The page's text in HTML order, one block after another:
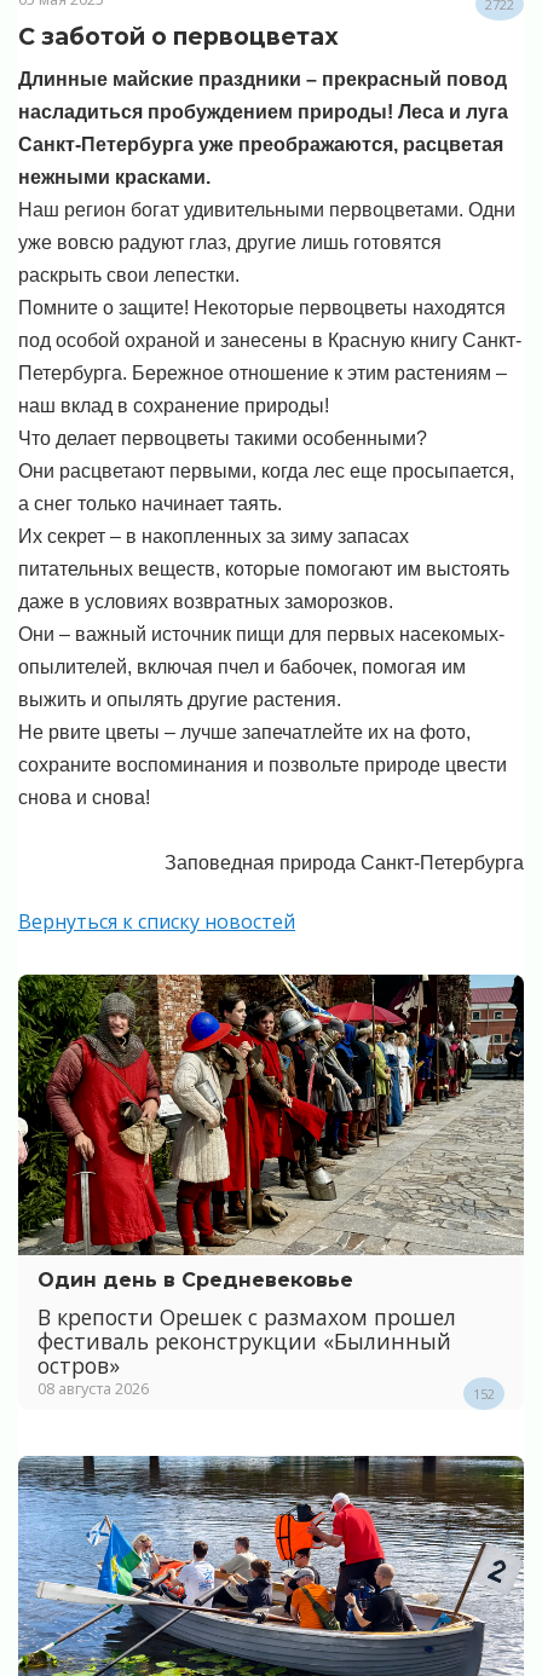
2722
С заботой о первоцветах
Длинные майские праздники – прекрасный повод
насладиться пробуждением природы! Леса и луга
Санкт-Петербурга уже преображаются, расцветая
нежными красками.
Наш регион богат удивительными первоцветами. Одни
уже вовсю радуют глаз, другие лишь готовятся
раскрыть свои лепестки.
Помните о защите! Некоторые первоцветы находятся
под особой охраной и занесены в Красную книгу Санкт-
Петербурга. Бережное отношение к этим растениям –
наш вклад в сохранение природы!
Что делает первоцветы такими особенными?
Они расцветают первыми, когда лес еще просыпается,
а снег только начинает таять.
Их секрет – в накопленных за зиму запасах
питательных веществ, которые помогают им выстоять
даже в условиях возвратных заморозков.
Они – важный источник пищи для первых насекомых-
опылителей, включая пчел и бабочек, помогая им
выжить и опылять другие растения.
Не рвите цветы – лучше запечатлейте их на фото,
сохраните воспоминания и позвольте природе цвести
снова и снова!
Заповедная природа Санкт-Петербурга
Вернуться к списку новостей
Один день в Средневековье
В крепости Орешек с размахом прошел
фестиваль реконструкции «Былинный
остров»
08 августа 2026 152